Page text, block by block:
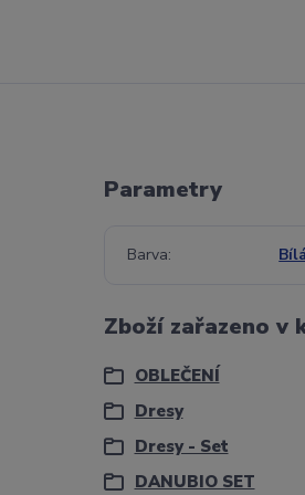
Parametry
Barva Bílá
Zboží zařazeno v
OBLEČENÍ
Dresy
Dresy - Set
DANUBIO SET